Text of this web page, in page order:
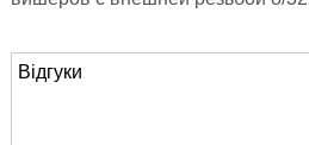
Відгуки